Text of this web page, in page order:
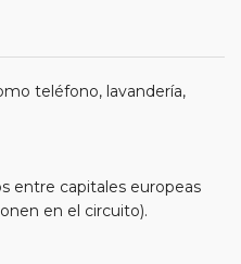
teléfono, lavandería,
entre capitales europeas
en el circuito).